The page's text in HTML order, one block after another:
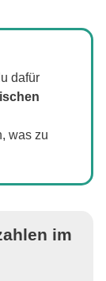
dafür
was zu
im